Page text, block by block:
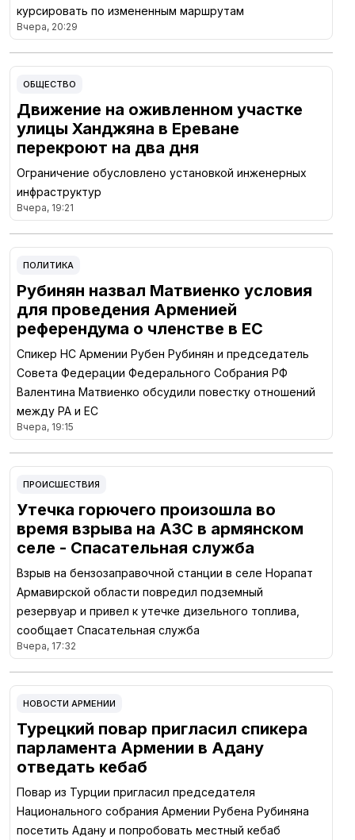
курсировать по измененным маршрутам
Вчера, 20:29
ОБЩЕСТВО
Движение на оживленном участке
улицы Ханджяна в Ереване
перекроют на два дня
Ограничение обусловлено установкой инженерных
инфраструктур
Вчера, 19:21
ПОЛИТИКА
Рубинян назвал Матвиенко условия
для проведения Арменией
референдума о членстве в ЕС
Спикер НС Армении Рубен Рубинян и председатель
Совета Федерации Федерального Собрания РФ
Валентина Матвиенко обсудили повестку отношений
между РА и ЕС
Вчера, 19:15
ПРОИСШЕСТВИЯ
Утечка горючего произошла во
время взрыва на АЗС в армянском
селе - Спасательная служба
Взрыв на бензозаправочной станции в селе Норапат
Армавирской области повредил подземный
резервуар и привел к утечке дизельного топлива,
сообщает Спасательная служба
Вчера, 17:32
НОВОСТИ АРМЕНИИ
Турецкий повар пригласил спикера
парламента Армении в Адану
отведать кебаб
Повар из Турции пригласил председателя
Национального собрания Армении Рубена Рубиняна
посетить Адану и попробовать местный кебаб